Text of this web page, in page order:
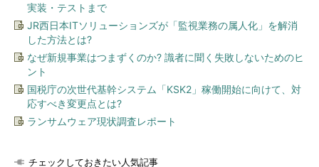
実装・テストまで
JR西日本ITソリューションズが「監視業務の属人化」を解消
した方法とは?
なぜ新規事業はつまずくのか? 識者に聞く失敗しないためのヒ
ント
国税庁の次世代基幹システム「KSK2」稼働開始に向けて、対
応すべき変更点とは?
ランサムウェア現状調査レポート
チェックしておきたい人気記事